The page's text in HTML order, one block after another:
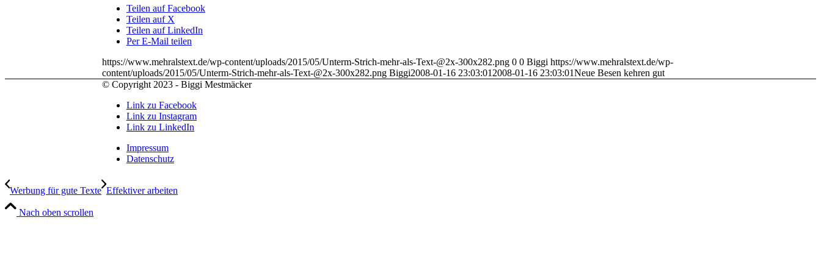
Teilen auf Facebook
Teilen auf X
Teilen auf LinkedIn
Per E-Mail teilen
https://www.mehralstext.de/wp-content/uploads/2015/05/Unterm-Strich-mehr-als-Text-@2x-300x282.png 0 0 Biggi https://www.mehralstext.de/wp-
content/uploads/2015/05/Unterm-Strich-mehr-als-Text-@2x-300x282.png Biggi2008-01-16 23:03:01 2008-01-16 23:03:01Neue Besen kehren gut
© Copyright 2023 - Biggi Mestmäcker
Link zu Facebook
Link zu Instagram
Link zu LinkedIn
Impressum
Datenschutz
Werbung für gute Texte Effektiver arbeiten
Nach oben scrollen